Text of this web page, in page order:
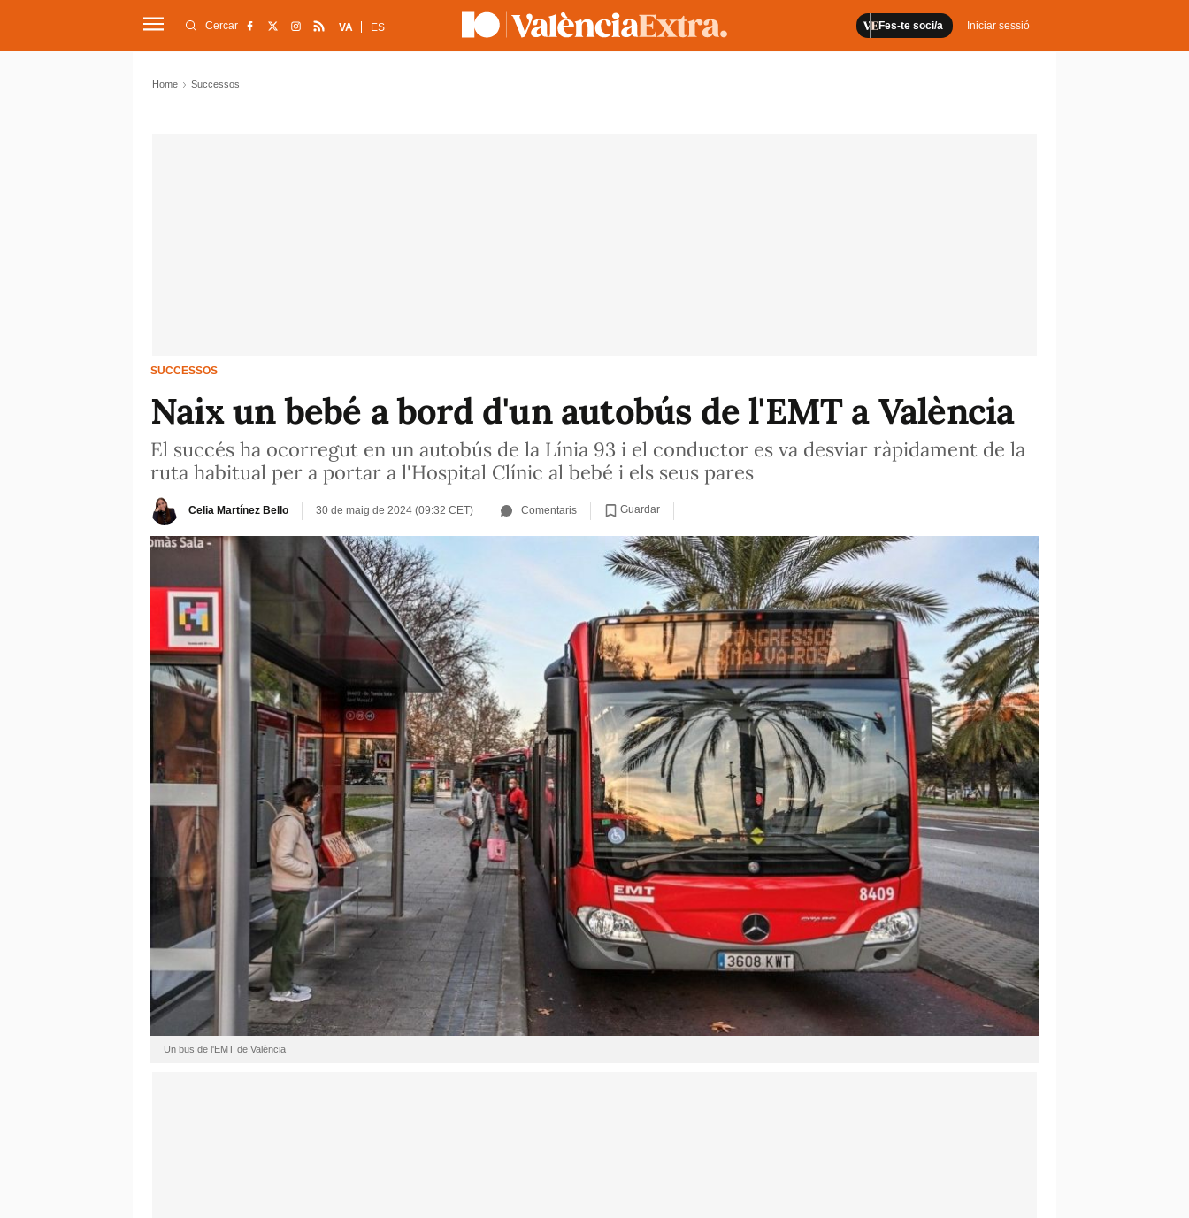
Fes-te soci/a Iniciar sessió
Cercar VA ES
Home Successos
SUCCESSOS
Naix un bebé a bord d'un autobús de l'EMT a València
El succés ha ocorregut en un autobús de la Línia 93 i el conductor es va desviar ràpidament de la
ruta habitual per a portar a l'Hospital Clínic al bebé i els seus pares
Celia Martínez Bello 30 de maig de 2024 (09:32 CET) Comentaris Guardar
Un bus de l'EMT de València